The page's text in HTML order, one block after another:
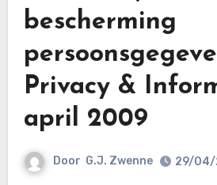
bescherming
Privacy &
april 2009
Door G.J. Zwenne 29/